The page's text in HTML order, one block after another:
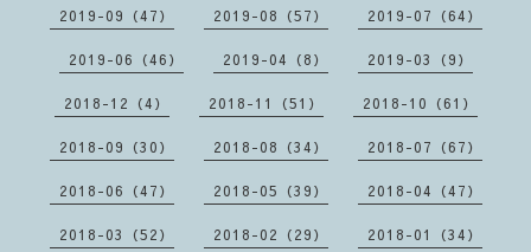
2019-09（47） 2019-08（57） 2019-07（64）
2019-06（46） 2019-04（8） 2019-03（9）
2018-12（4） 2018-11（51） 2018-10（61）
2018-09（30） 2018-08（34） 2018-07（67）
2018-06（47） 2018-05（39） 2018-04（47）
2018-03（52） 2018-02（29） 2018-01（34）